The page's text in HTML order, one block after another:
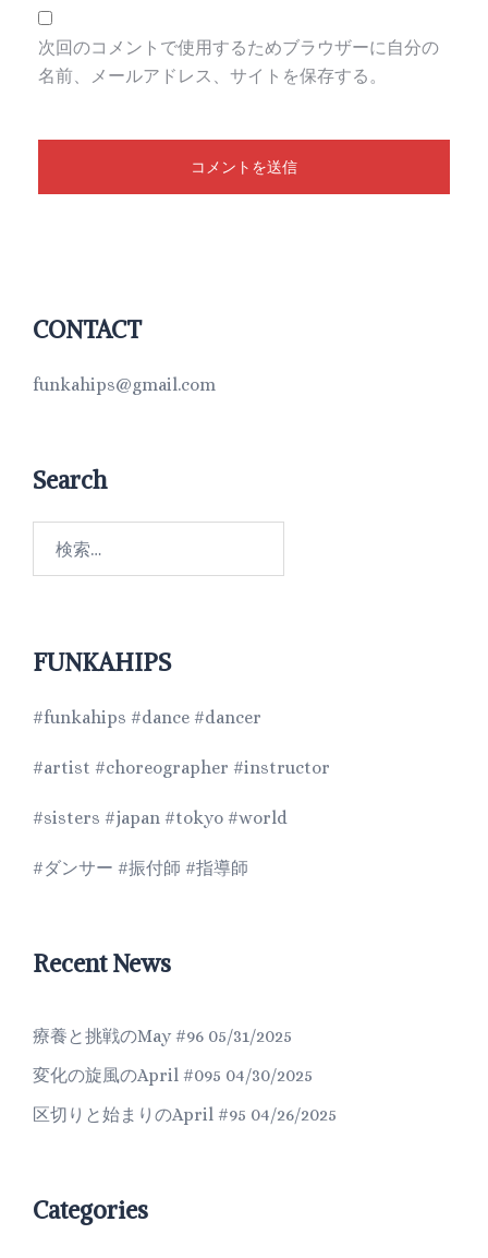
次回のコメントで使用するためブラウザーに自分の
名前、メールアドレス、サイトを保存する。
CONTACT
funkahips@gmail.com
Search
FUNKAHIPS
#funkahips #dance #dancer
#artist #choreographer #instructor
#sisters #japan #tokyo #world
#ダンサー #振付師 #指導師
Recent News
療養と挑戦のMay #96 05/31/2025
変化の旋風のApril #095 04/30/2025
区切りと始まりのApril #95 04/26/2025
Categories